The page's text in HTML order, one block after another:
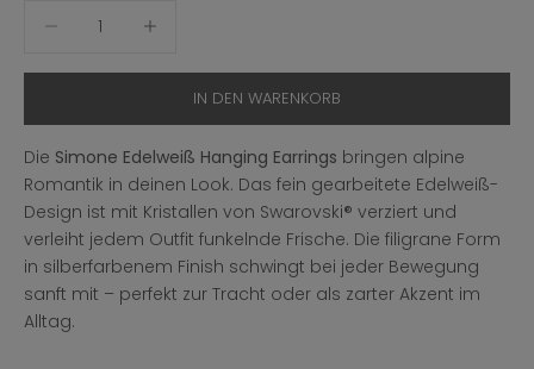
IN DEN WARENKORB
Die Simone Edelweiß Hanging Earrings bringen alpine
Romantik in deinen Look. Das fein gearbeitete Edelweiß-
Design ist mit Kristallen von Swarovski® verziert und
verleiht jedem Outfit funkelnde Frische. Die filigrane Form
in silberfarbenem Finish schwingt bei jeder Bewegung
sanft mit – perfekt zur Tracht oder als zarter Akzent im
Alltag.